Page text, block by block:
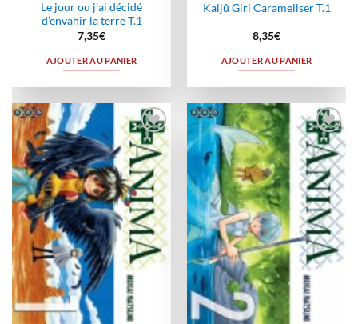
Le jour ou j’ai décidé
d’envahir la terre T.1
7,35€
AJOUTER AU PANIER
Kaijû Girl Carameliser T.1
8,35€
AJOUTER AU PANIER
Ajouter
à la
wishlist
Ajouter
à la
wishlist